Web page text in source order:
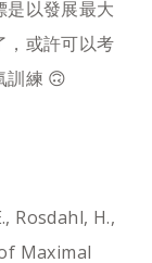
是以發展最大
，或許可以考
練 🙃
Rosdahl, H.,
Maximal